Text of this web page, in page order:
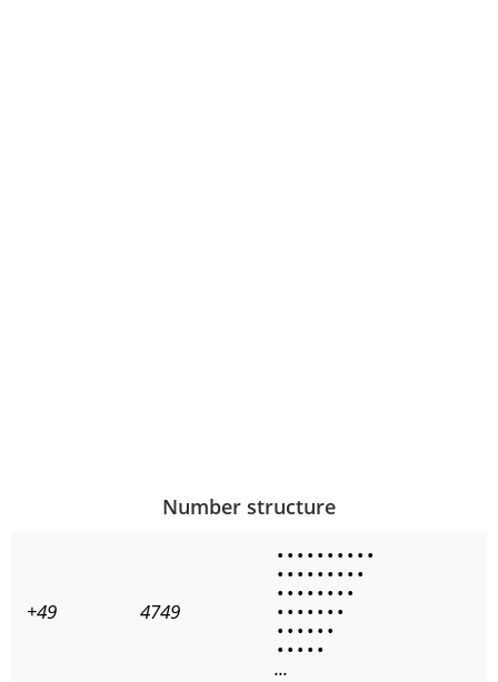
Number structure
+49 4749
• • • • • • • • • •
• • • • • • • • •
• • • • • • • •
• • • • • • •
• • • • • •
• • • • •
...